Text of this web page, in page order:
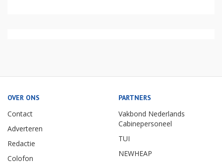
OVER ONS
Contact
Adverteren
Redactie
Colofon
PARTNERS
Vakbond Nederlands
Cabinepersoneel
TUI
NEWHEAP